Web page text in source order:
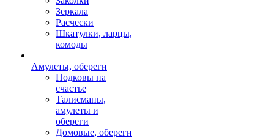
Зеркала
Расчески
Шкатулки, ларцы,
комоды
Амулеты, обереги
Подковы на
счастье
Талисманы,
амулеты и
обереги
Домовые, обереги